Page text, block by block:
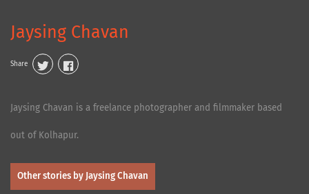
Jaysing Chavan
Share
Jaysing Chavan is a freelance photographer and filmmaker based
out of Kolhapur.
Other stories by Jaysing Chavan